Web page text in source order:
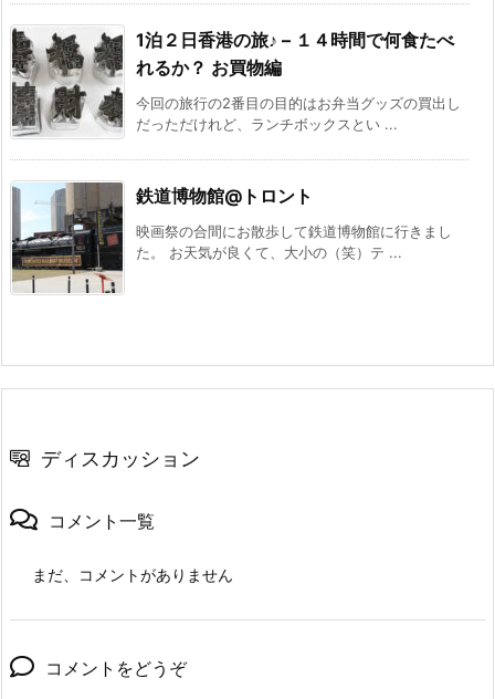
1泊２日香港の旅♪ – １４時間で何食たべ
れるか？ お買物編
今回の旅行の2番目の目的はお弁当グッズの買出し
だっただけれど、ランチボックスとい ...
鉄道博物館@トロント
映画祭の合間にお散歩して鉄道博物館に行きまし
た。 お天気が良くて、大小の（笑）テ ...
ディスカッション
コメント一覧
まだ、コメントがありません
コメントをどうぞ